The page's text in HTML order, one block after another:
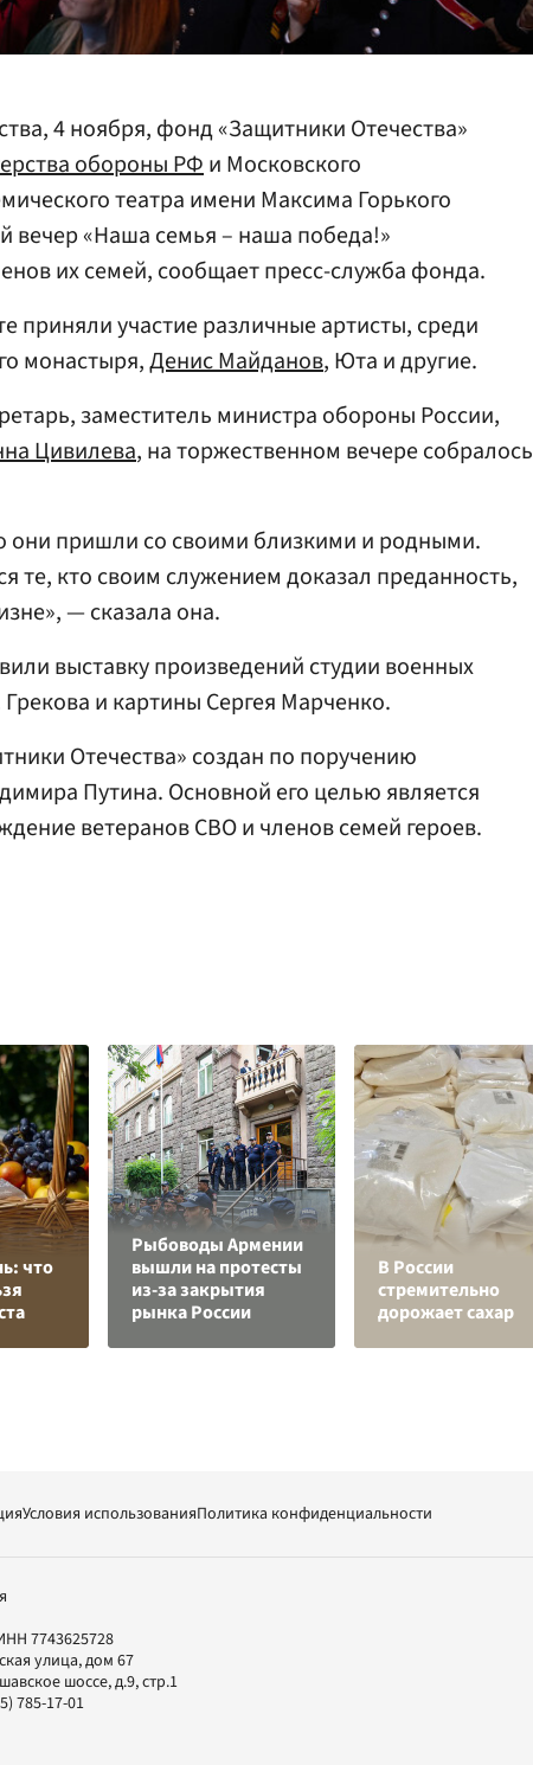
4 ноября, фонд «Защитники Отечества»
обороны РФи Московского
театра имени Максима Горького
вечер «Наша семья – наша победа!»
их семей, сообщает пресс-служба фонда.
приняли участие различные артисты, среди
монастыря,Денис Майданов, Юта и другие.
заместитель министра обороны России,
Цивилева, на торжественном вечере собралось
они пришли со своими близкими и родными.
те, кто своим служением доказал преданность,
— сказала она.
выставку произведений студии военных
и картины Сергея Марченко.
Отечества» создан по поручению
Путина. Основной его целью является
ветеранов СВО и членов семей героев.
что
Рыбоводы Армении
вышли на протесты
из-за закрытия
рынка России
В России
стремительно
дорожает сахар
Условия использованияПолитика конфиденциальности
7743625728
улица, дом 67
шоссе, д.9, стр.1
785-17-01